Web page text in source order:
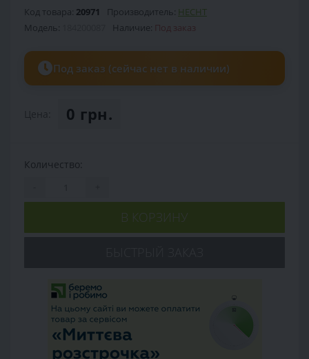
Код товара: 20971 Производитель: HECHT
Модель:
Наличие: Под заказ
Под заказ (сейчас нет в наличии)
0 грн.
Количество:
В КОРЗИНУ